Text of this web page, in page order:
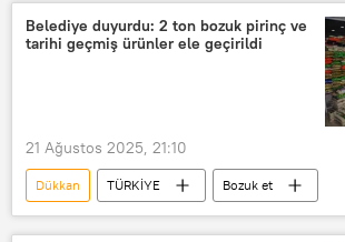
Belediye duyurdu: 2 ton bozuk pirinç ve
tarihi geçmiş ürünler ele geçirildi
21 Ağustos 2025, 21:10
Dükkan TÜRKİYE
Bozuk et
bozuk yemek
bozuk gıda